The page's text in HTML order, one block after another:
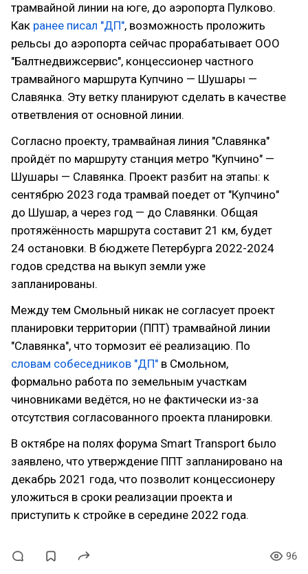
трамвайной линии на юге, до аэропорта Пулково.
Как ранее писал "ДП", возможность проложить
рельсы до аэропорта сейчас прорабатывает ООО
"Балтнедвижсервис", концессионер частного
трамвайного маршрута Купчино — Шушары —
Славянка. Эту ветку планируют сделать в качестве
ответвления от основной линии.
Согласно проекту, трамвайная линия "Славянка"
пройдёт по маршруту станция метро "Купчино" —
Шушары — Славянка. Проект разбит на этапы: к
сентябрю 2023 года трамвай поедет от "Купчино"
до Шушар, а через год — до Славянки. Общая
протяжённость маршрута составит 21 км, будет
24 остановки. В бюджете Петербурга 2022-2024
годов средства на выкуп земли уже
запланированы.
Между тем Смольный никак не согласует проект
планировки территории (ППТ) трамвайной линии
"Славянка", что тормозит её реализацию. По
словам собеседников "ДП" в Смольном,
формально работа по земельным участкам
чиновниками ведётся, но не фактически из-за
отсутствия согласованного проекта планировки.
В октябре на полях форума Smart Transport было
заявлено, что утверждение ППТ запланировано на
декабрь 2021 года, что позволит концессионеру
уложиться в сроки реализации проекта и
приступить к стройке в середине 2022 года.
96